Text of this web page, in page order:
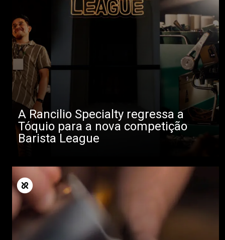
A Rancilio Specialty regressa a
Tóquio para a nova competição
Barista League